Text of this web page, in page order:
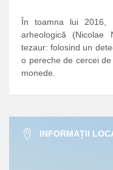
În toamna lui 2016,
arheologică (Nicolae
tezaur: folosind un
o pereche de cercei
monede.
INFORMAȚII